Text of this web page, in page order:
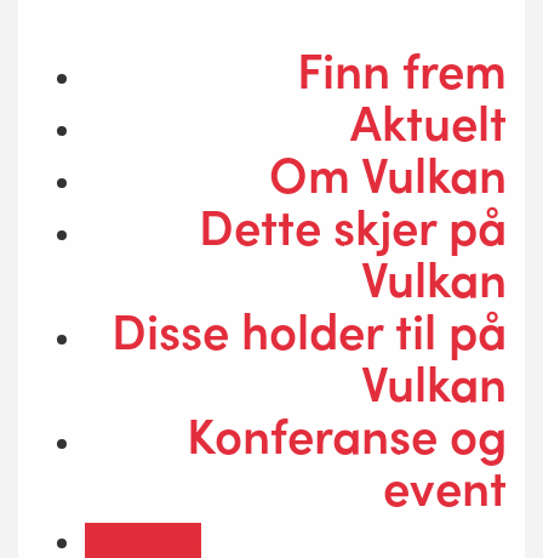
Finn frem
Aktuelt
Om Vulkan
Dette skjer på
Vulkan
Disse holder til på
Vulkan
Konferanse og
event